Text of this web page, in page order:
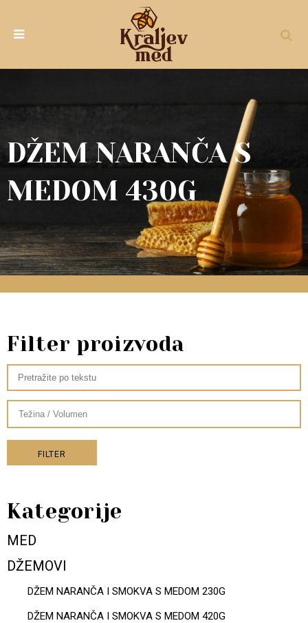
DŽEM NARANČA S
MEDOM 430G
Filter proizvoda
FILTER
Kategorije
MED
DŽEMOVI
DŽEM NARANČA I SMOKVA S MEDOM 230G
DŽEM NARANČA I SMOKVA S MEDOM 420G